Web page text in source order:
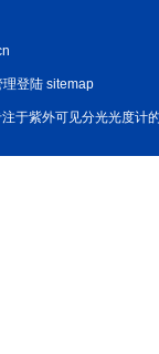
理登陆 sitemap
于紫外可见分光光度计